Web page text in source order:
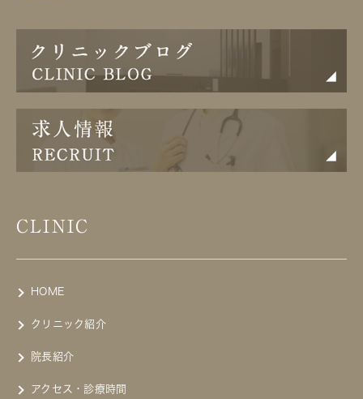
CLINIC
HOME
クリニック紹介
院長紹介
アクセス・診療時間